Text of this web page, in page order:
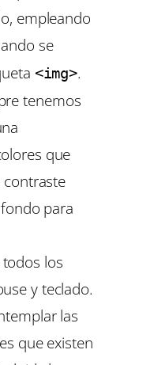
empleando
se
<img>.
tenemos
que
para
los
y teclado.
las
que existen